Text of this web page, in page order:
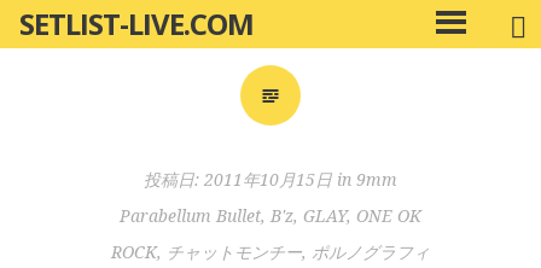
ン
SETLIST-LIVE.COM
メ
イ
投稿日: 2011年10月15日 in 9mm
Parabellum Bullet, B'z, GLAY, ONE OK
ROCK, チャットモンチー, ポルノグラフィ